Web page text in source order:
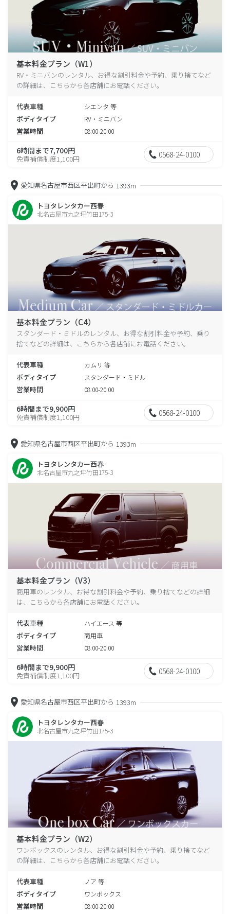
基本料金プラン（W1）
RV・ミニバンのレンタル、お得な割引料金や予約、乗り捨てなど
の詳細は、こちらから各店舗にお電話ください。
代表車種 シエンタ 等
ボディタイプ RV・ミニバン
営業時間 08:00-20:00
6時間まで7,700円
免責補償制度1,100円 0568-24-0100
愛知県名古屋市西区平出町から 1393m
トヨタレンタカー西春
北名古屋市九之坪竹田175-3
基本料金プラン（C4）
スタンダード・ミドルのレンタル、お得な割引料金や予約、乗り
捨てなどの詳細は、こちらから各店舗にお電話ください。
代表車種 カムリ 等
ボディタイプ スタンダード・ミドル
営業時間 08:00-20:00
6時間まで9,900円
免責補償制度1,100円 0568-24-0100
愛知県名古屋市西区平出町から 1393m
トヨタレンタカー西春
北名古屋市九之坪竹田175-3
基本料金プラン（V3）
商用車のレンタル、お得な割引料金や予約、乗り捨てなどの詳細
は、こちらから各店舗にお電話ください。
代表車種 ハイエース 等
ボディタイプ 商用車
営業時間 08:00-20:00
6時間まで9,900円
免責補償制度1,100円 0568-24-0100
愛知県名古屋市西区平出町から 1393m
トヨタレンタカー西春
北名古屋市九之坪竹田175-3
基本料金プラン（W2）
ワンボックスのレンタル、お得な割引料金や予約、乗り捨てなど
の詳細は、こちらから各店舗にお電話ください。
代表車種 ノア 等
ボディタイプ ワンボックス
営業時間 08:00-20:00